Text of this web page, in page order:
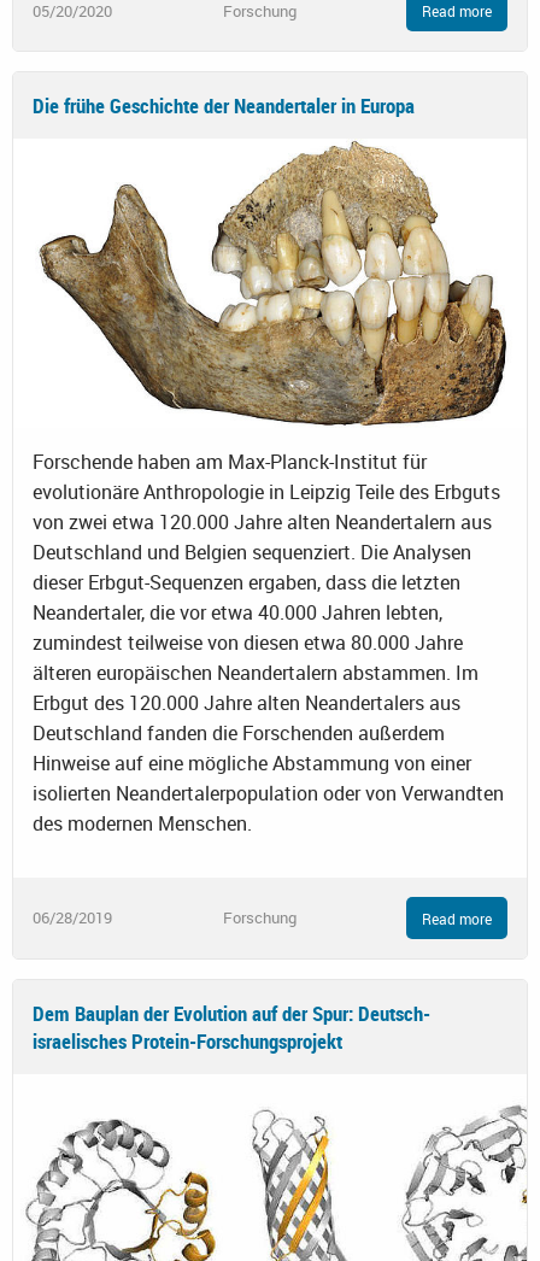
05/20/2020 Forschung Read more
Die frühe Geschichte der Neandertaler in Europa
Forschende haben am Max-Planck-Institut für
evolutionäre Anthropologie in Leipzig Teile des Erbguts
von zwei etwa 120.000 Jahre alten Neandertalern aus
Deutschland und Belgien sequenziert. Die Analysen
dieser Erbgut-Sequenzen ergaben, dass die letzten
Neandertaler, die vor etwa 40.000 Jahren lebten,
zumindest teilweise von diesen etwa 80.000 Jahre
älteren europäischen Neandertalern abstammen. Im
Erbgut des 120.000 Jahre alten Neandertalers aus
Deutschland fanden die Forschenden außerdem
Hinweise auf eine mögliche Abstammung von einer
isolierten Neandertalerpopulation oder von Verwandten
des modernen Menschen.
06/28/2019 Forschung Read more
Dem Bauplan der Evolution auf der Spur: Deutsch-
israelisches Protein-Forschungsprojekt